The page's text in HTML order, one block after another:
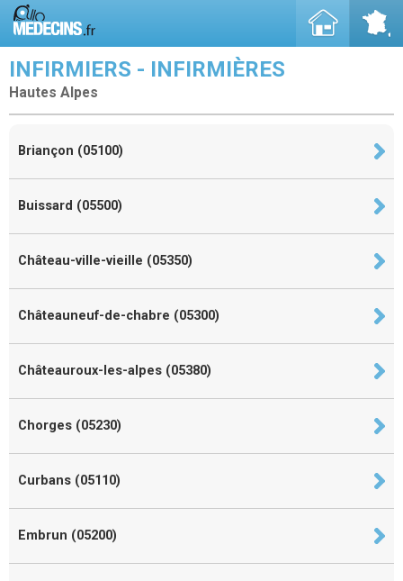
INFIRMIERS - INFIRMIÈRES
Hautes Alpes
Briançon (05100)
Buissard (05500)
Château-ville-vieille (05350)
Châteauneuf-de-chabre (05300)
Châteauroux-les-alpes (05380)
Chorges (05230)
Curbans (05110)
Embrun (05200)